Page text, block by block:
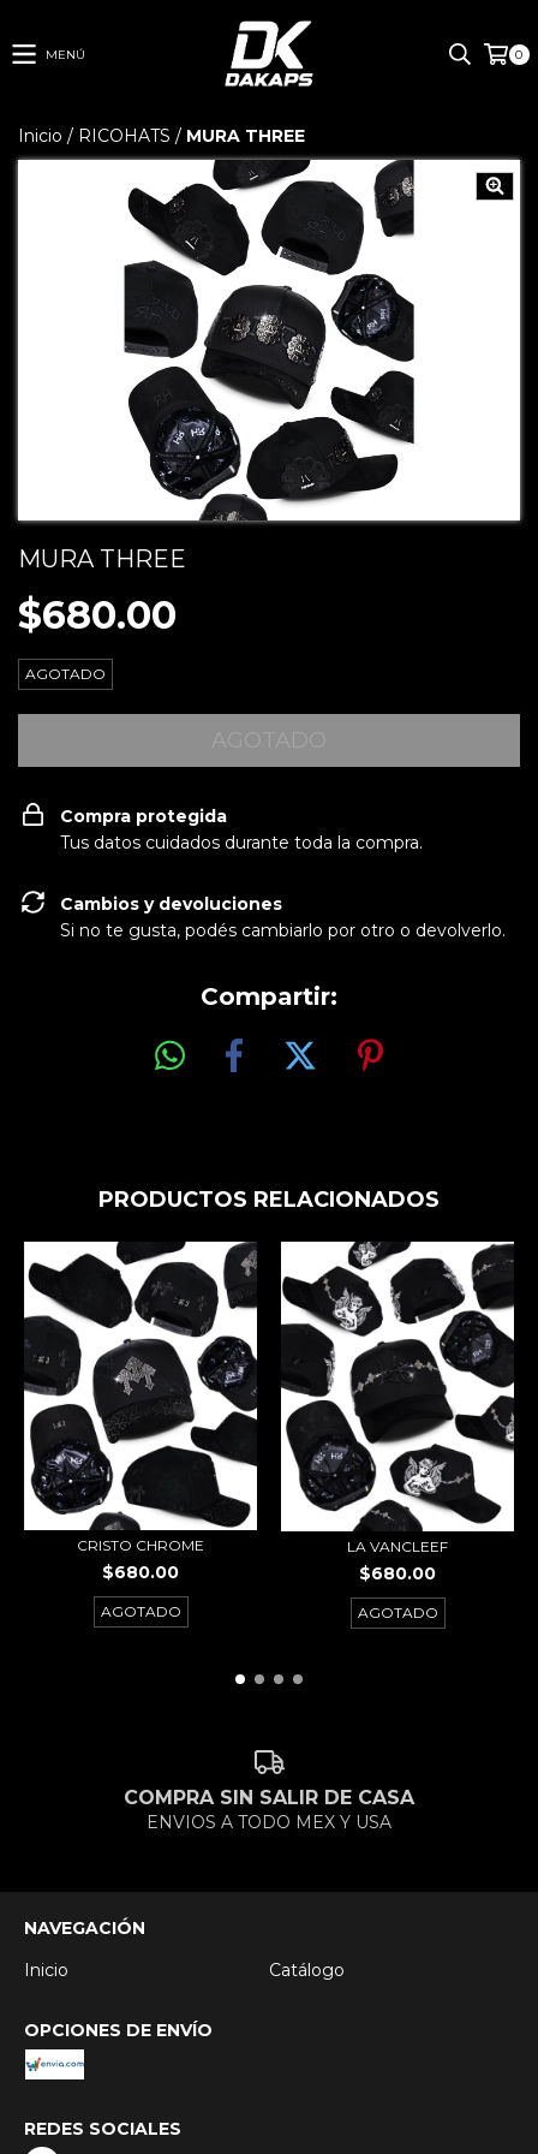
MENÚ 0
Inicio / RICOHATS / MURA THREE
MURA THREE
$680.00
AGOTADO
Compra protegida
Tus datos cuidados durante toda la compra.
Cambios y devoluciones
Si no te gusta, podés cambiarlo por otro o devolverlo.
Compartir:
PRODUCTOS RELACIONADOS
CRISTO CHROME
$680.00
AGOTADO
LA VANCLEEF
$680.00
AGOTADO
COMPRA SIN SALIR DE CASA
ENVIOS A TODO MEX Y USA
NAVEGACIÓN
Inicio
Catálogo
OPCIONES DE ENVÍO
REDES SOCIALES